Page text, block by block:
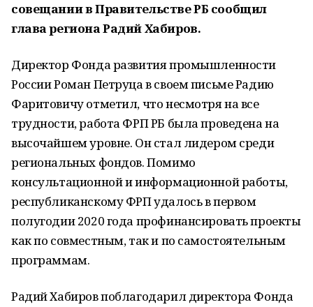
совещании в Правительстве РБ сообщил
глава региона Радий Хабиров.
Директор Фонда развития промышленности
России Роман Петруца в своем письме Радию
Фаритовичу отметил, что несмотря на все
трудности, работа ФРП РБ была проведена на
высочайшем уровне. Он стал лидером среди
региональных фондов. Помимо
консультационной и информационной работы,
республиканскому ФРП удалось в первом
полугодии 2020 года профинансировать проекты
как по совместным, так и по самостоятельным
программам.
Радий Хабиров поблагодарил директора Фонда